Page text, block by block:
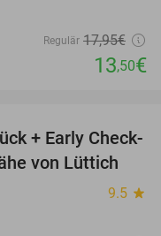
Regulär 17,95€
13,50€
54%
+ Early Check-
von Lüttich
9.5 star